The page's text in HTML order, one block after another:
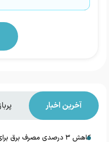
آخرین اخبار
کاهش ۳ درصدی مصرف برق برای دومین سال متوالی